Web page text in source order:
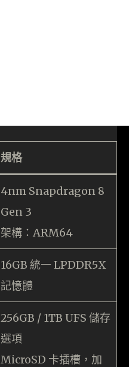
規格
4nm Snapdragon 8
Gen 3
架構：ARM64
16GB 統一 LPDDR5X
記憶體
256GB / 1TB UFS 儲存
選項
MicroSD 卡插槽，加